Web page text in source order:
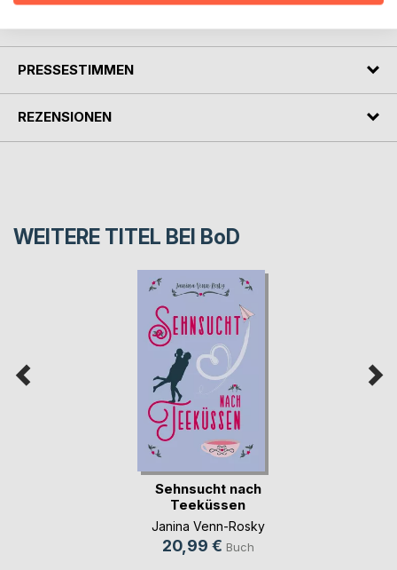
PRESSESTIMMEN
REZENSIONEN
WEITERE TITEL BEI BoD
Sehnsucht nach
Teeküssen
Janina Venn-Rosky
20,99 € Buch